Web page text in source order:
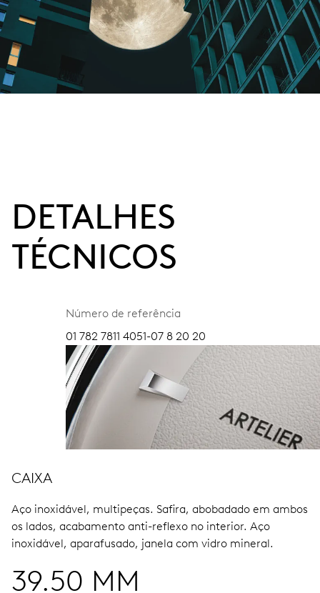
DETALHES
TÉCNICOS
Número de referência
01 782 7811 4051-07 8 20 20
CAIXA
Aço inoxidável, multipeças. Safira, abobadado em ambos
os lados, acabamento anti-reflexo no interior. Aço
inoxidável, aparafusado, janela com vidro mineral.
39.50 MM